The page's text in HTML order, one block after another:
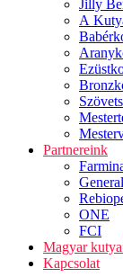
Jilly
A
Partnereink
ONE
FCI
Magyar
Kapcsolat